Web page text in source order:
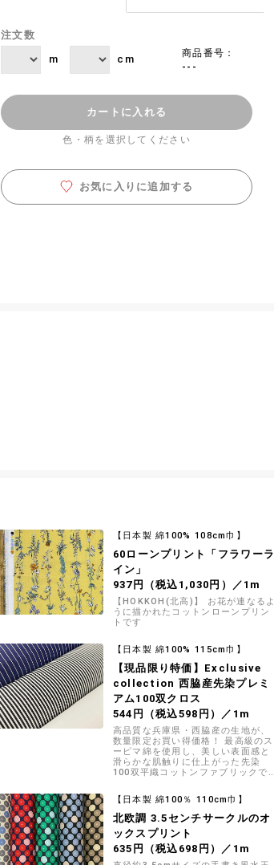
注文数
m cm
商品番号：
---
カートに入れる
色・柄を選択してください
お気に入りに追加する
【日本製 綿100% 108cm巾】
60ローンプリント「フラワーラ
イン」
937円（税込1,030円）／1m
【HOKKOH(北高)】 お花が連なるよ
うに描かれたコットンローンプリン
トです
【日本製 綿100% 115cm巾】
【現品限り特価】Exclusive
collection 西脇産先染プレミ
アム100双クロス
544円（税込598円）／1m
高品質な兵庫県・西脇産の生地が、
数量限定お買い得価格！ 最高級のス
ーピマ綿を使用し、美しい表面感と
滑らかな肌触りに仕上がった先染
100双平織コットンファブリックで
すすめの生地です
【日本製 綿100％ 110cm巾】
北欧調 3.5センチサークルのオ
ックスプリント
635円（税込698円）／1m